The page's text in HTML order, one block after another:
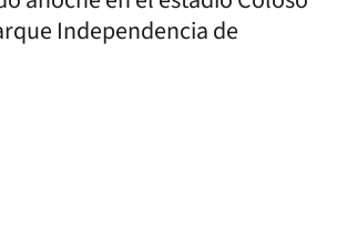
Independencia de